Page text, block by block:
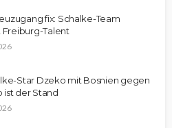
fix: Schalke-Team
Talent
Star Dzeko mit Bosnien gegen
ist der Stand